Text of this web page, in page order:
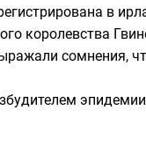
в
королевства
сомнения,